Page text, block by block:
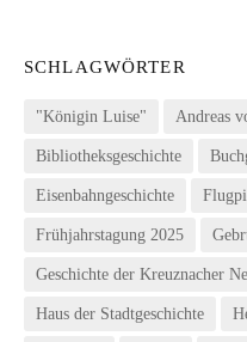
SCHLAGWÖRTER
"Königin Luise" Andreas
Bibliotheksgeschichte
Eisenbahngeschichte
Frühjahrstagung 2025
Geschichte der Kreuznacher
Haus der Stadtgeschichte